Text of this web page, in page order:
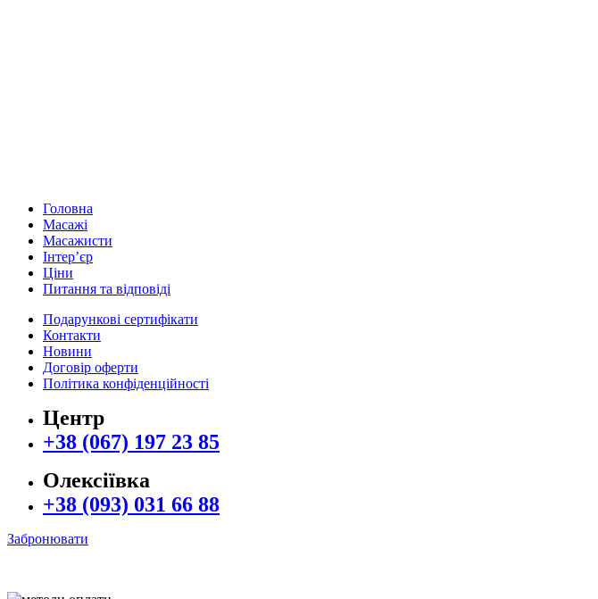
Головна
Масажі
Масажисти
Інтер’єр
Ціни
Питання та відповіді
Подарункові сертифікати
Контакти
Новини
Договір оферти
Політика конфіденційності
Центр
+38 (067) 197 23 85
Олексіївка
+38 (093) 031 66 88
Забронювати